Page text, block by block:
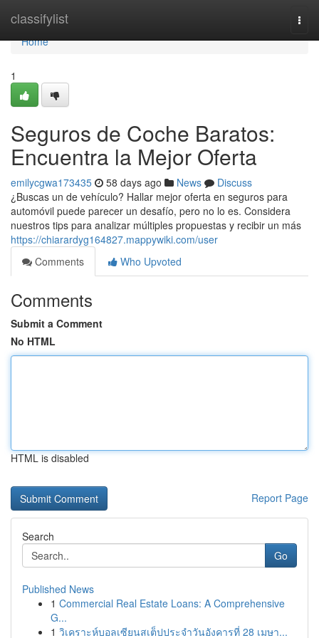
classifylist
Home
Home
1
Seguros de Coche Baratos:
Encuentra la Mejor Oferta
emilycgwa173435 58 days ago News
Discuss
¿Buscas un de vehículo? Hallar mejor oferta en seguros para
automóvil puede parecer un desafío, pero no lo es. Considera
nuestros tips para analizar múltiples propuestas y recibir un más
https://chiarardyg164827.mappywiki.com/user
Comments
Who Upvoted
Comments
Submit a Comment
No HTML
HTML is disabled
Report Page
Search
Go
Published News
1 Commercial Real Estate Loans: A Comprehensive
G...
1 วิเคราะห์บอลเซียนสเต็ปประจำวันอังคารที่ 28 เมษา...